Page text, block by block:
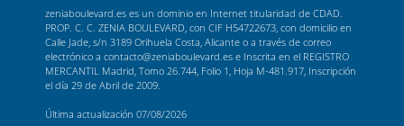
zeniaboulevard.es es un dominio en Internet titularidad de CDAD.
PROP. C. C. ZENIA BOULEVARD, con CIF H54722673, con domicilio en
Calle Jade, s/n 3189 Orihuela Costa, Alicante o a través de correo
electrónico a contacto@zeniaboulevard.es e Inscrita en el REGISTRO
MERCANTIL Madrid, Tomo 26.744, Folio 1, Hoja M-481.917, Inscripción
el día 29 de Abril de 2009.
Última actualización 07/08/2026